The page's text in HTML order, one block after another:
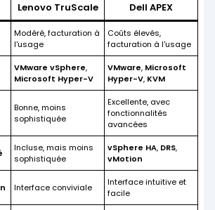
Lenovo TruScale Dell APEX
Modéré, facturation à
l'usage
Coûts élevés,
facturation à l'usage
VMware vSphere,
Microsoft Hyper-V
VMware, Microsoft
Hyper-V, KVM
Bonne, moins
sophistiquée
Excellente, avec
fonctionnalités
avancées
Incluse, mais moins
sophistiquée
vSphere HA, DRS,
vMotion
Interface conviviale
Interface intuitive et
facile